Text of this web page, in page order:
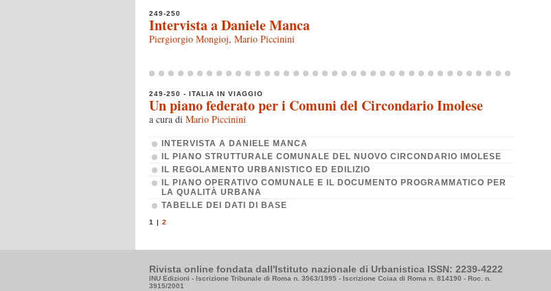
249-250
Intervista a Daniele Manca
Piergiorgio Mongioj, Mario Piccinini
249-250 - ITALIA IN VIAGGIO
Un piano federato per i Comuni del Circondario Imolese
a cura di Mario Piccinini
INTERVISTA A DANIELE MANCA
IL PIANO STRUTTURALE COMUNALE DEL NUOVO CIRCONDARIO IMOLESE
IL REGOLAMENTO URBANISTICO ED EDILIZIO
IL PIANO OPERATIVO COMUNALE E IL DOCUMENTO PROGRAMMATICO PER
LA QUALITÀ URBANA
TABELLE DEI DATI DI BASE
1 | 2
Rivista online fondata dall'Istituto nazionale di Urbanistica ISSN: 2239-4222
INU Edizioni - Iscrizione Tribunale di Roma n. 3563/1995 - Iscrizione Cciaa di Roma n. 814190 - Roc. n.
3915/2001